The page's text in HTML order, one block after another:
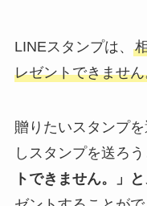
LINEスタンプは、
レゼントできませ
贈りたいスタンプ
しスタンプを送ろ
トできません。」